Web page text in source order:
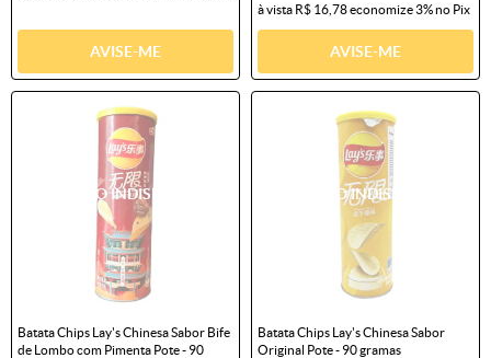
AVISE-ME
à vista R$ 16,78economize3%no Pix
AVISE-ME
Batata Chips Lay's Chinesa Sabor Bife
de Lombo com Pimenta Pote - 90
Batata Chips Lay's Chinesa Sabor
Original Pote - 90 gramas